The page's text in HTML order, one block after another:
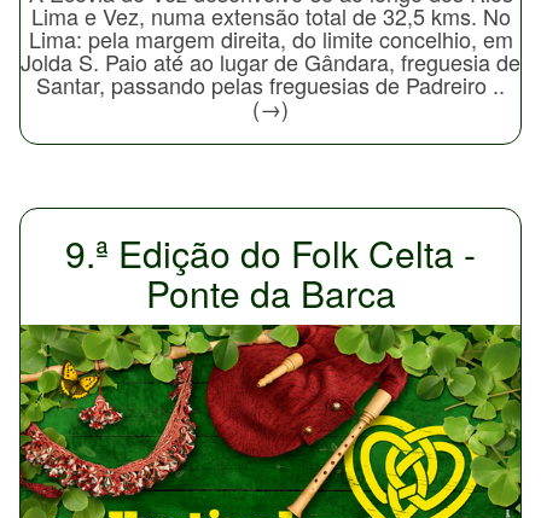
Lima e Vez, numa extensão total de 32,5 kms. No
Lima: pela margem direita, do limite concelhio, em
Jolda S. Paio até ao lugar de Gândara, freguesia de
Santar, passando pelas freguesias de Padreiro ..
(→)
9.ª Edição do Folk Celta -
Ponte da Barca